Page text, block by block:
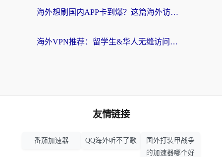
海外想刷国内APP卡到爆？这篇海外访问国内服务器加速指南帮你解决所有问题
海外VPN推荐：留学生&华人无缝访问国内资源的避坑指南
友情链接
番茄加速器 QQ海外听不了歌
国外打装甲战争
的加速器哪个好